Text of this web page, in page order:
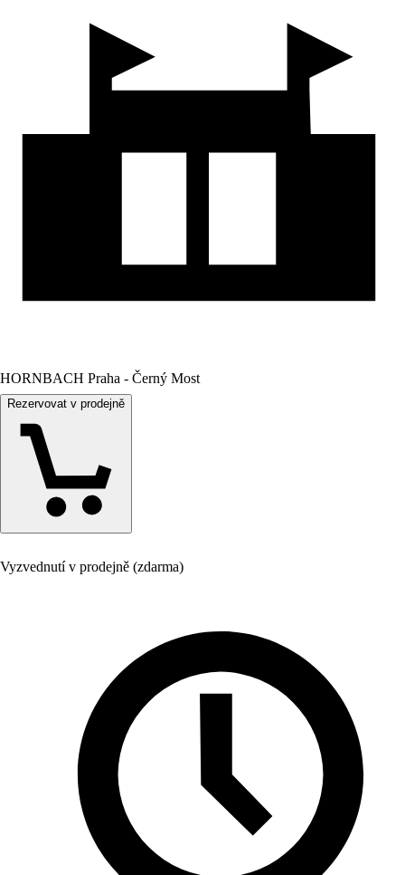
HORNBACH Praha - Černý Most
Rezervovat v prodejně
Vyzvednutí v prodejně (zdarma)